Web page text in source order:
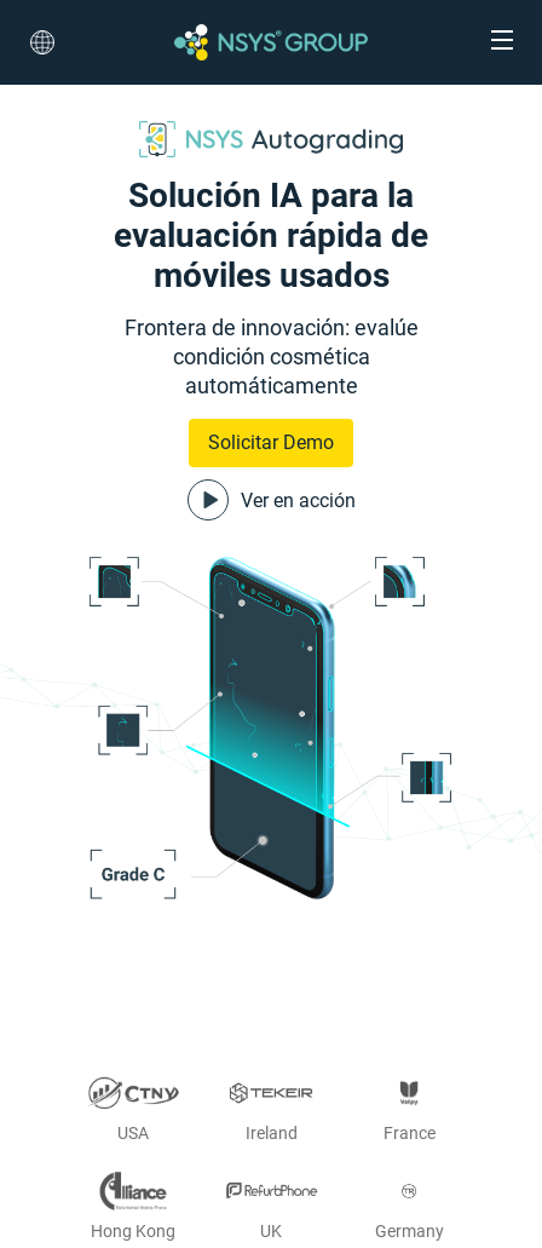
Solución IA para la
evaluación rápida de
móviles usados
Frontera de innovación: evalúe
condición cosmética
automáticamente
Solicitar Demo
Ver en acción
USA Ireland France
Hong Kong UK Germany